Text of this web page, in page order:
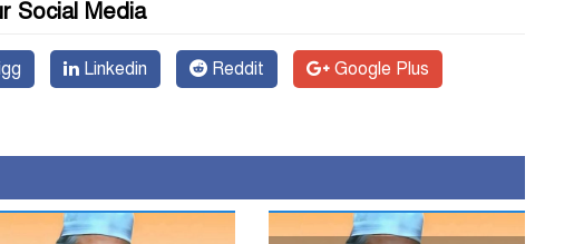
Social Media
Linkedin Reddit Google Plus